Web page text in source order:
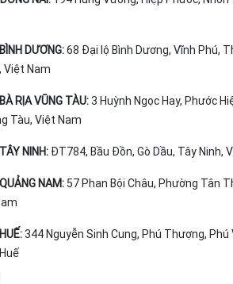
DƯƠNG:68 Đại lộ Bình Dương, Vĩnh Phú,
Việt Nam
RỊA VŨNG TÀU:3 Huỳnh Ngọc Hay, Phước
Tàu, Việt Nam
NINH:ĐT784, Bầu Đồn, Gò Dầu, Tây Ninh,
NAM:57 Phan Bội Châu, Phường Tân
344 Nguyễn Sinh Cung, Phú Thượng, Phú